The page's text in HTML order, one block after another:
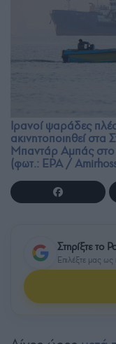
Ιρανοί ψαράδες
ακινητοποιηθεί στα
Μπαντάρ Αμπάς στο
(φωτ.: EPA /
Στηρίξτε το
Επιλέξτε μας ως